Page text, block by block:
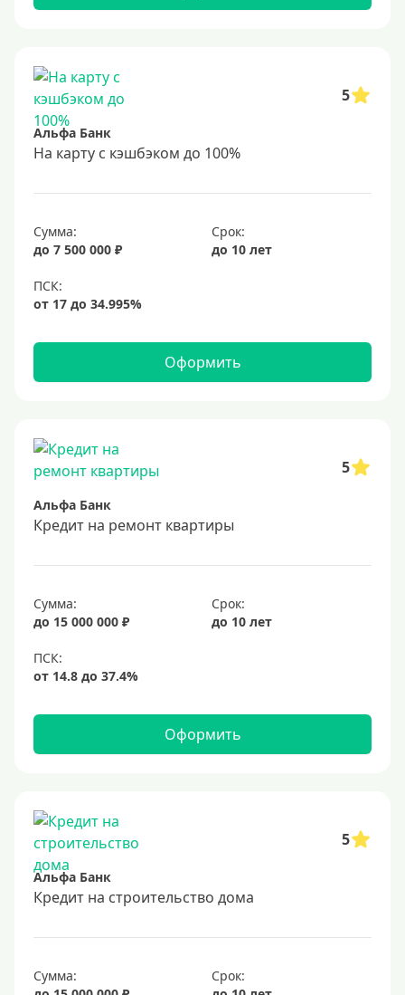
5
Альфа Банк
На карту с кэшбэком до 100%
Сумма:
до 7 500 000 ₽
Срок:
до 10 лет
Оформить
5
Альфа Банк
Кредит на ремонт квартиры
Сумма:
до 15 000 000 ₽
Срок:
до 10 лет
Оформить
5
Альфа Банк
Кредит на строительство дома
Сумма:
Срок: